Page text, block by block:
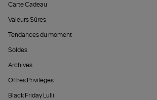
Carte Cadeau
Valeurs Sûres
Tendances du moment
Soldes
Archives
Offres Privilèges
Black Friday Lulli